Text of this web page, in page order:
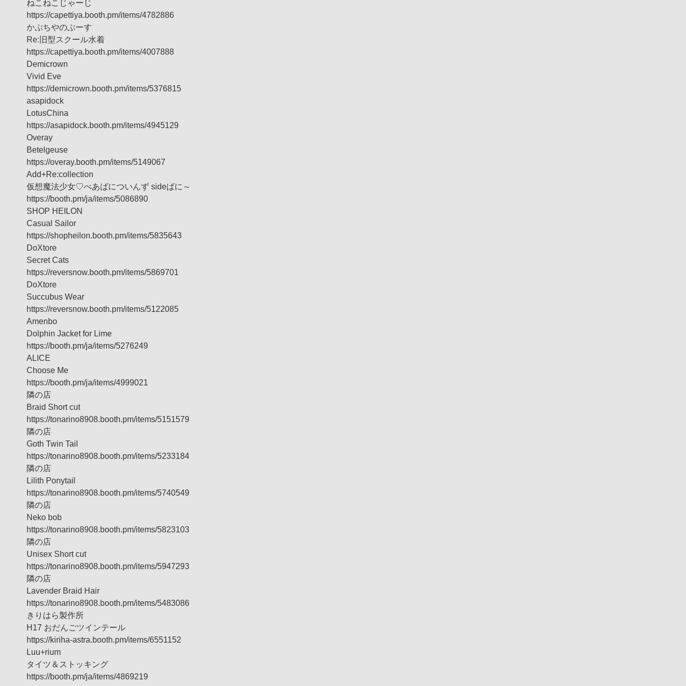
ねこねこじゃーじ
https://capettiya.booth.pm/items/4782886
かぷちやのぶーす
Re:旧型スクール水着
https://capettiya.booth.pm/items/4007888
Demicrown
Vivid Eve
https://demicrown.booth.pm/items/5376815
asapidock
LotusChina
https://asapidock.booth.pm/items/4945129
Overay
Betelgeuse
https://overay.booth.pm/items/5149067
Add+Re:collection
仮想魔法少女♡べあばについんず sideばに～
https://booth.pm/ja/items/5086890
SHOP HEILON
Casual Sailor
https://shopheilon.booth.pm/items/5835643
DoXtore
Secret Cats
https://reversnow.booth.pm/items/5869701
DoXtore
Succubus Wear
https://reversnow.booth.pm/items/5122085
Amenbo
Dolphin Jacket for Lime
https://booth.pm/ja/items/5276249
ALICE
Choose Me
https://booth.pm/ja/items/4999021
隣の店
Braid Short cut
https://tonarino8908.booth.pm/items/5151579
隣の店
Goth Twin Tail
https://tonarino8908.booth.pm/items/5233184
隣の店
Lilith Ponytail
https://tonarino8908.booth.pm/items/5740549
隣の店
Neko bob
https://tonarino8908.booth.pm/items/5823103
隣の店
Unisex Short cut
https://tonarino8908.booth.pm/items/5947293
隣の店
Lavender Braid Hair
https://tonarino8908.booth.pm/items/5483086
きりはら製作所
H17 おだんごツインテール
https://kiriha-astra.booth.pm/items/6551152
Luu+rium
タイツ＆ストッキング
https://booth.pm/ja/items/4869219